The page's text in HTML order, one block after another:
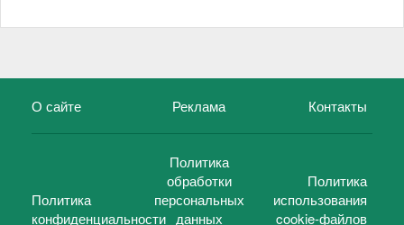
О сайте Реклама Контакты
Политика
конфиденциальности
Политика
обработки
персональных
данных
Политика
использования
cookie-файлов